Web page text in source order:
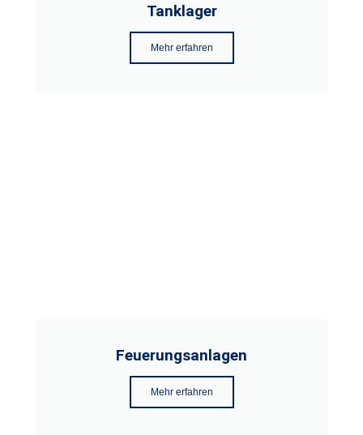
Tanklager
Mehr erfahren
Feuerungsanlagen
Mehr erfahren